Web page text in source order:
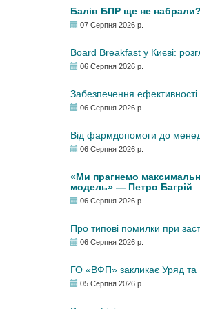
Балів БПР ще не
07 Серпня 2026 р.
Board Breakfast у Києві:
06 Серпня 2026 р.
Забезпечення
06 Серпня 2026 р.
Від фармдопомоги до
06 Серпня 2026 р.
«Ми прагнемо
модель» — Петро Багрій
06 Серпня 2026 р.
Про типові помилки при
06 Серпня 2026 р.
ГО «ВФП» закликає Уряд та
05 Серпня 2026 р.